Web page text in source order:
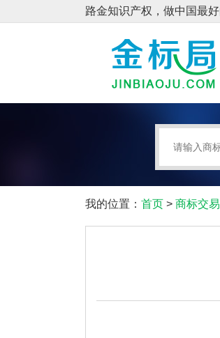
我的位置： 首页 > 商标交易